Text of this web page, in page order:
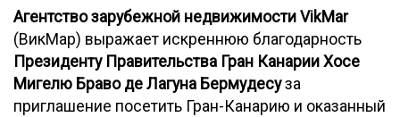
Агентство зарубежной недвижимости VikMar
(ВикМар) выражает искреннюю благодарность
Президенту Правительства Гран Канарии Хосе
Мигелю Браво де Лагуна Бермудесуза
приглашение посетить Гран-Канарию и оказанный